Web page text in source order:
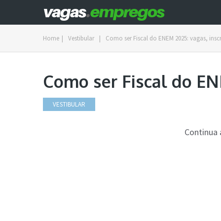
Home | Vestibular | Como ser Fiscal do ENEM 2025: vagas,
Como ser Fiscal do
VESTIBULAR
Continua